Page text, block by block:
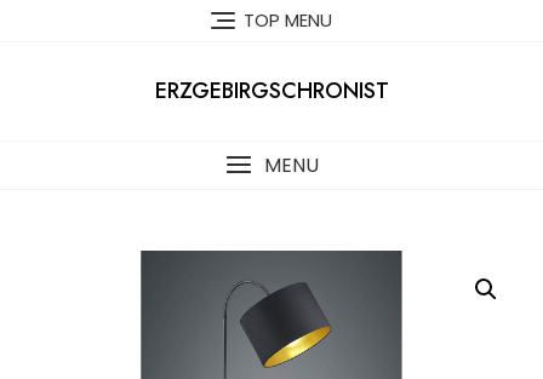
TOP MENU
ERZGEBIRGSCHRONIST
MENU